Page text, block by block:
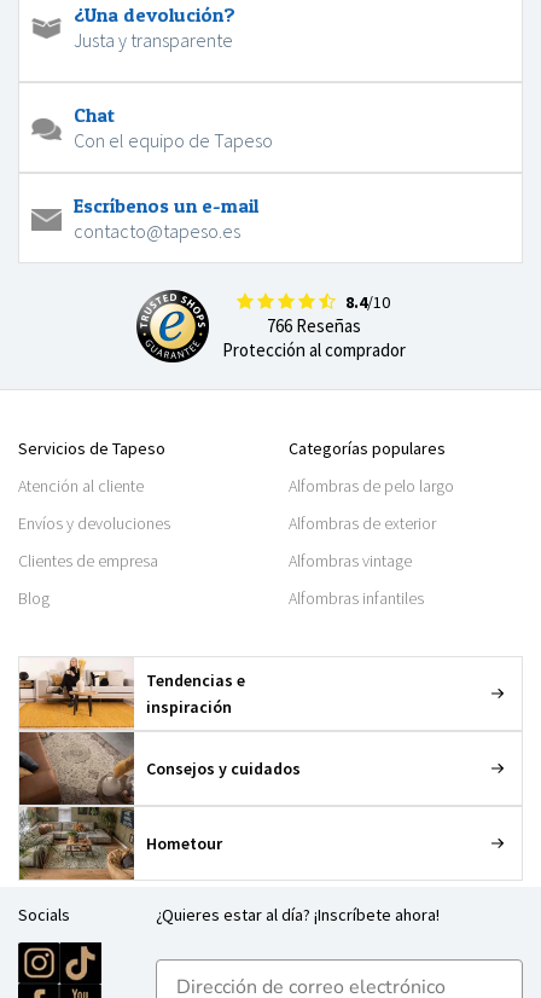
¿Una devolución?
Justa y transparente
Chat
Con el equipo de Tapeso
Escríbenos un e-mail
contacto@tapeso.es
8.4/10
766 Reseñas
Protección al comprador
Servicios de Tapeso
Atención al cliente
Envíos y devoluciones
Clientes de empresa
Blog
Categorías populares
Alfombras de pelo largo
Alfombras de exterior
Alfombras vintage
Alfombras infantiles
Tendencias e
inspiración
Consejos y cuidados
Hometour
Socials ¿Quieres estar al día? ¡Inscríbete ahora!
E-mailadres